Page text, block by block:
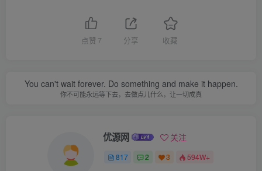
点赞 7 分享 收藏
You can't wait forever. Do something and make it happen.
你不可能永远等下去，去做点儿什么，让一切成真
优源网 关注
817 2 3 594W+